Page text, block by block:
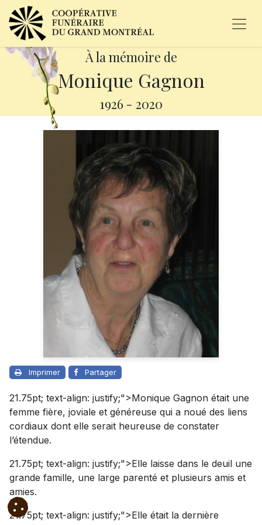
À la mémoire de
Monique Gagnon
1926 - 2020
Imprimer Partager
21.75pt; text-align: justify;">Monique Gagnon était une
femme fière, joviale et généreuse qui a noué des liens
cordiaux dont elle serait heureuse de constater
l’étendue.
21.75pt; text-align: justify;">Elle laisse dans le deuil une
grande famille, une large parenté et plusieurs amis et
amies.
21.75pt; text-align: justify;">Elle était la dernière